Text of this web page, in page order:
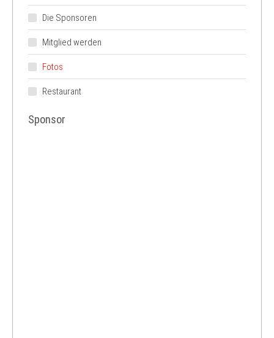
Die Sponsoren
Mitglied werden
Fotos
Restaurant
Sponsor